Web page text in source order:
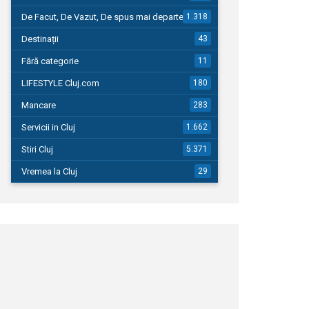
De Facut, De Vazut, De spus mai departe…1.318
Destinații 43
Fără categorie 11
LIFESTYLE Cluj.com 180
Mancare 283
Servicii in Cluj 1.662
Stiri Cluj 5.371
Vremea la Cluj 29